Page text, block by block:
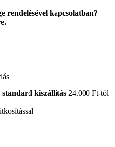
rendelésével kapcsolatban?
standard kiszállítás 24.000 Ft-tól